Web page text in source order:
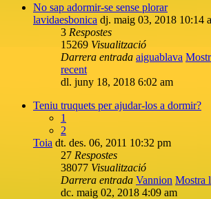
No sap adormir-se sense plorar
lavidaesbonica dj. maig 03, 2018 10:14
3 Respostes
15269 Visualització
Darrera entrada aiguablava
recent
dl. juny 18, 2018 6:02 am
Teniu truquets per ajudar-los a dormir?
1
2
Toia dt. des. 06, 2011 10:32 pm
27 Respostes
38077 Visualització
Darrera entrada Vannion Mostra
dc. maig 02, 2018 4:09 am